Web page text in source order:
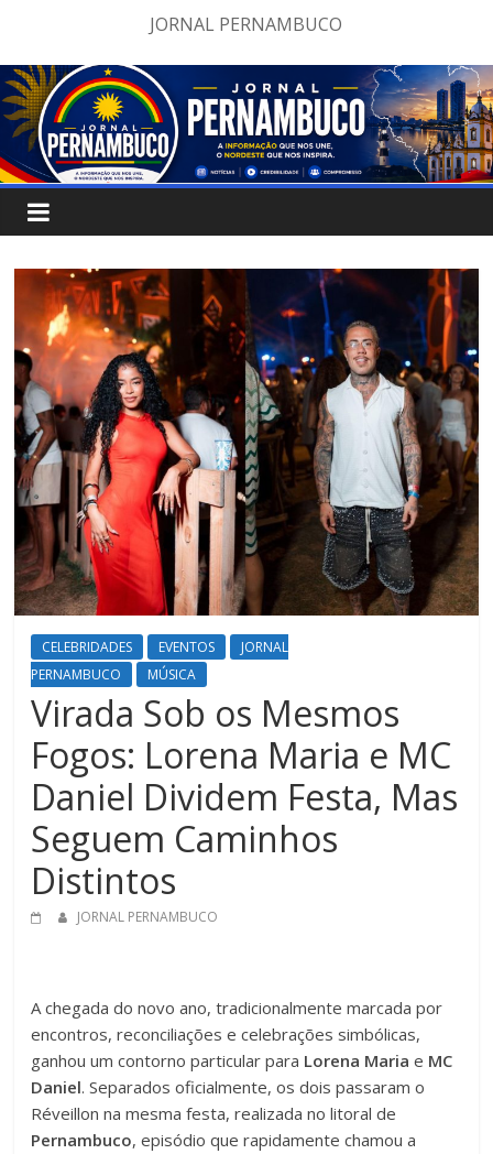
o
conteúdo
JORNAL PERNAMBUCO
CELEBRIDADES EVENTOS
JORNAL
PERNAMBUCO
MÚSICA
Virada Sob os Mesmos
Fogos: Lorena Maria e MC
Daniel Dividem Festa, Mas
Seguem Caminhos
Distintos
JORNAL PERNAMBUCO
A chegada do novo ano, tradicionalmente marcada por
encontros, reconciliações e celebrações simbólicas,
ganhou um contorno particular para Lorena Maria e MC
Daniel. Separados oficialmente, os dois passaram o
Réveillon na mesma festa, realizada no litoral de
Pernambuco, episódio que rapidamente chamou a